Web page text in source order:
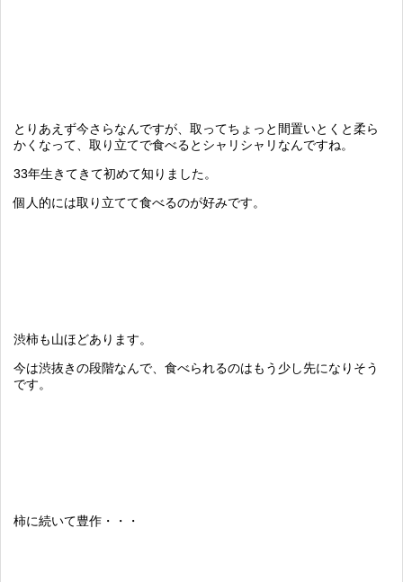
とりあえず今さらなんですが、取ってちょっと間置いとくと柔ら
かくなって、取り立てで食べるとシャリシャリなんですね。
33年生きてきて初めて知りました。
個人的には取り立てて食べるのが好みです。
渋柿も山ほどあります。
今は渋抜きの段階なんで、食べられるのはもう少し先になりそう
です。
柿に続いて豊作・・・